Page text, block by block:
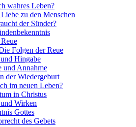
wahres Leben?
zu den Menschen
der Sünder?
Folgen der Reue
Hingabe
und Annahme
der Wiedergeburt
im neuen Leben?
in Christus
Wirken
Gottes
des Gebets